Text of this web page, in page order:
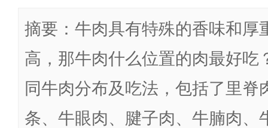
摘要：牛肉具有特殊的香味和厚
高，那牛肉什么位置的肉最好吃
同牛肉分布及吃法，包括了里脊
条、牛眼肉、腱子肉、牛腩肉、